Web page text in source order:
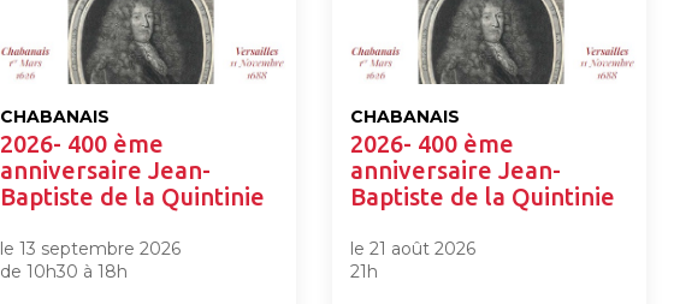
CHABANAIS
2026- 400 ème
anniversaire Jean-
Baptiste de la Quintinie
le 13 septembre 2026
de 10h30 à 18h
CHABANAIS
2026- 400 ème
anniversaire Jean-
Baptiste de la Quintinie
le 21 août 2026
21h